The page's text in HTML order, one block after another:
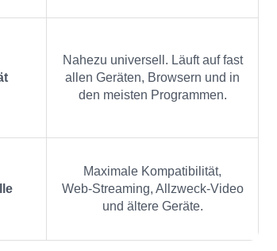
Nahezu universell. Läuft auf fast
allen Geräten, Browsern und in
den meisten Programmen.
Maximale Kompatibilität,
Web‑Streaming, Allzweck‑Video
und ältere Geräte.